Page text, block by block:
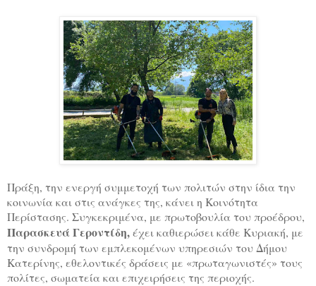
Πράξη, την ενεργή συμμετοχή των πολιτών στην ίδια την
κοινωνία και στις ανάγκες της, κάνει η Κοινότητα
Περίστασης. Συγκεκριμένα, με πρωτοβουλία του προέδρου,
Παρασκευά Γεροντίδη,έχει καθιερώσει κάθε Κυριακή, με
την συνδρομή των εμπλεκομένων υπηρεσιών του Δήμου
Κατερίνης, εθελοντικές δράσεις με «πρωταγωνιστές» τους
πολίτες, σωματεία και επιχειρήσεις της περιοχής.